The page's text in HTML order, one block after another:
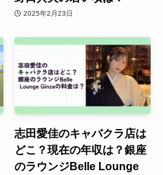
2025年2月23日
志田愛佳のキャバクラ店は
どこ？現在の年収は？銀座
のラウンジBelle Lounge